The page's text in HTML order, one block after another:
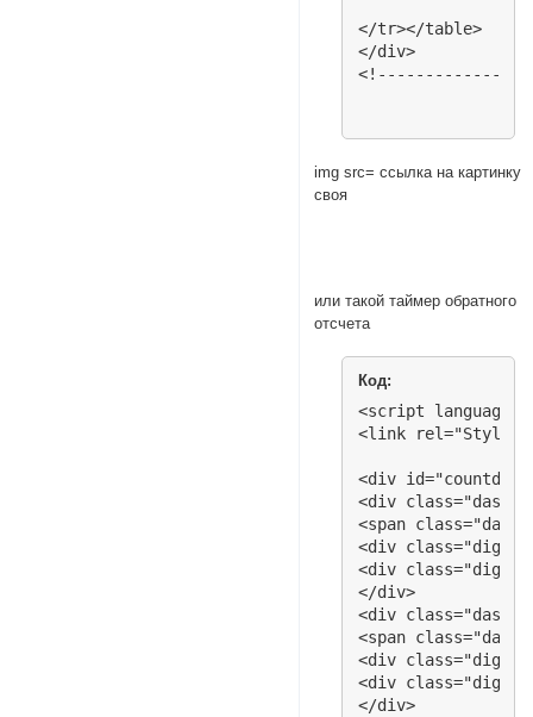
</tr></table>
</div>
img src= ссылка на картинку
своя
или такой таймер обратного
отсчета
Код:
<script
<link
<div
<div class="dash
<span
<div
<div
</div>
<div class="dash
<span
<div
<div
</div>